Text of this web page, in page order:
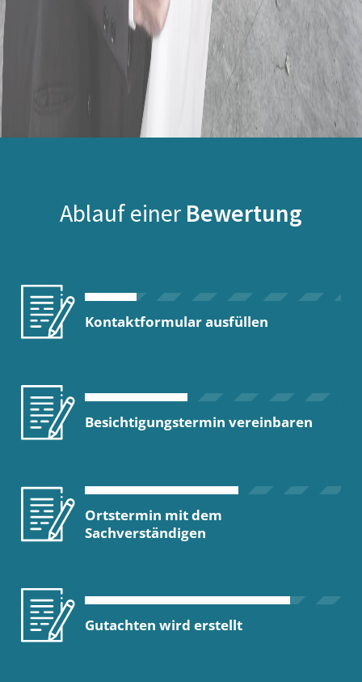
Ablauf einer Bewertung
Kontaktformular ausfüllen
Besichtigungstermin vereinbaren
Ortstermin mit dem
Sachverständigen
Gutachten wird erstellt